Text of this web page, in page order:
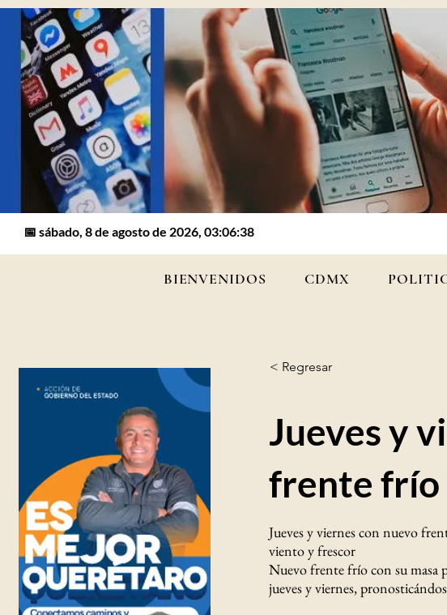
📅 sábado, 8 de agosto de 2026, 03:06:38
BIENVENIDOS CDMX
< Regresar
Jueves y
frente frío
Jueves y viernes con nuevo
viento y frescor
Nuevo frente frío con su masa
jueves y viernes,